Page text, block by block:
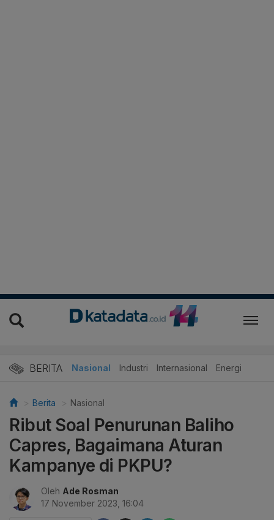
BERITA Nasional Industri Internasional Energi
Berita Nasional
Ribut Soal Penurunan Baliho
Capres, Bagaimana Aturan
Kampanye di PKPU?
Oleh Ade Rosman
17 November 2023, 16:04